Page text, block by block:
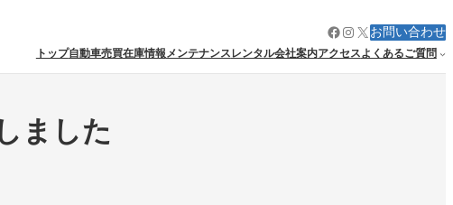
Facebook
Instagram
X お問い合わせ
トップ自動車売買在庫情報メンテナンス レンタル会社案内アクセスよくあるご質問
ました